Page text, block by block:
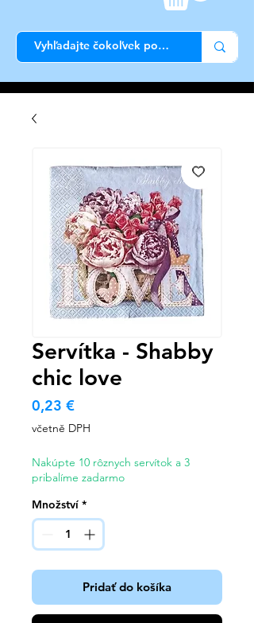
Servítka - Shabby
chic love
0,23 €Cena
včetně DPH
Nakúpte 10 rôznych servítok a 3
pribalíme zadarmo
Množství *
Pridať do košíka